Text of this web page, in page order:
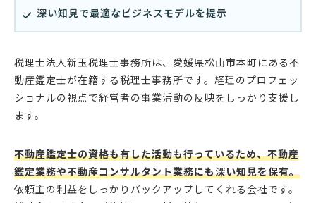
深い知見で最適なビジネスモデルを提示
税理士法人新玉税理士事務所は、愛媛県松山市本町にある不
動産鑑定士が在籍する税理士事務所です。経理のプロフェッ
ショナルの視点で経営者の事業活動の反映をしっかり支援し
ます。
不動産鑑定士の資格も有した活動も行っているため、不動産
鑑定業務や不動産コンサルタント業務にも深い知見を保有。
依頼主の利益をしっかりバックアップしてくれる会社です。